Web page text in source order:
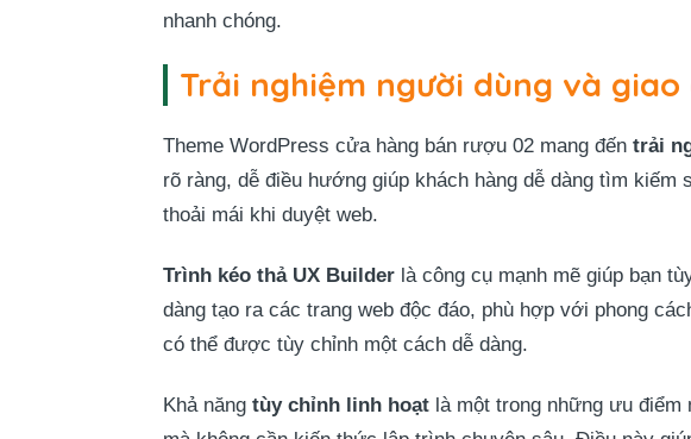
nhanh chóng.
Trải nghiệm người dùng và giao
Theme WordPress cửa hàng bán rượu 02 mang đến trải
rõ ràng, dễ điều hướng giúp khách hàng dễ dàng tìm
thoải mái khi duyệt web.
Trình kéo thả UX Builder là công cụ mạnh mẽ giúp bạn
dàng tạo ra các trang web độc đáo, phù hợp với phong
có thể được tùy chỉnh một cách dễ dàng.
Khả năng tùy chỉnh linh hoạt là một trong những ưu